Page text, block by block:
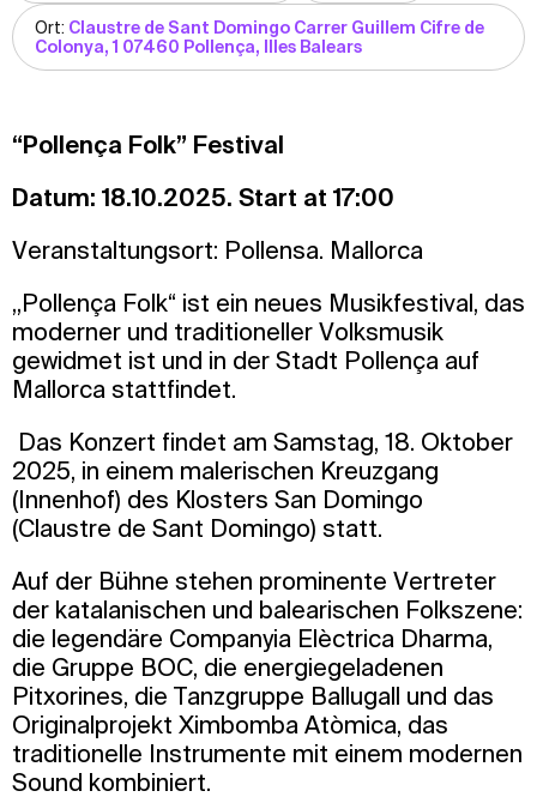
Ort: Claustre de Sant Domingo Carrer Guillem Cifre de
Colonya, 1 07460 Pollença, Illes Balears
“Pollença Folk” Festival
Datum: 18.10.2025. Start at 17:00
Veranstaltungsort: Pollensa. Mallorca
„Pollença Folk“ ist ein neues Musikfestival, das
moderner und traditioneller Volksmusik
gewidmet ist und in der Stadt Pollença auf
Mallorca stattfindet.
Das Konzert findet am Samstag, 18. Oktober
2025, in einem malerischen Kreuzgang
(Innenhof) des Klosters San Domingo
(Claustre de Sant Domingo) statt.
Auf der Bühne stehen prominente Vertreter
der katalanischen und balearischen Folkszene:
die legendäre Companyia Elèctrica Dharma,
die Gruppe BOC, die energiegeladenen
Pitxorines, die Tanzgruppe Ballugall und das
Originalprojekt Ximbomba Atòmica, das
traditionelle Instrumente mit einem modernen
Sound kombiniert.